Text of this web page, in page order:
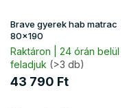
Brave gyerek hab matrac
80x190
Raktáron | 24 órán belül
feladjuk (>3 db)
43 790 Ft